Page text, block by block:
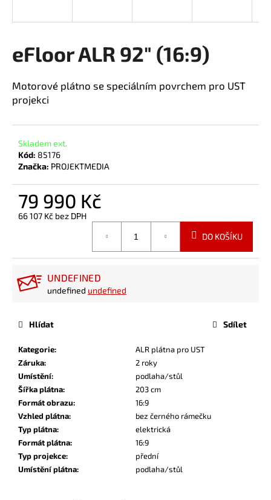
eFloor ALR 92" (16:9)
Motorové plátno se speciálním povrchem pro UST
projekci
Skladem ext.
Kód: 85176
Značka: PROJEKTMEDIA
79 990 Kč
66 107 Kč bez DPH
DO KOŠÍKU
UNDEFINED
undefined undefined
Kategorie:
ALR plátna pro UST
Záruka:
2 roky
Umístění:
podlaha/stůl
Šířka plátna:
203 cm
Formát obrazu:
16:9
Vzhled plátna:
bez černého rámečku
Typ plátna:
elektrická
Formát plátna:
16:9
Typ projekce:
přední
Umístění plátna: podlaha/stůl
Hlídat Sdílet
í
t
?